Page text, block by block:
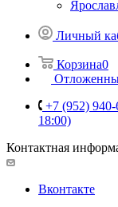
Личный
Корзина0
+7 (952) 940-
18:00)
Контактная
Вконтакте